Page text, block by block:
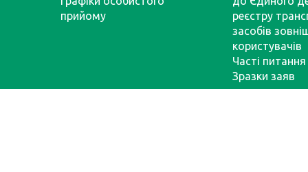
прийому
реєстру
засобів
користувачів
Часті питання
Зразки заяв